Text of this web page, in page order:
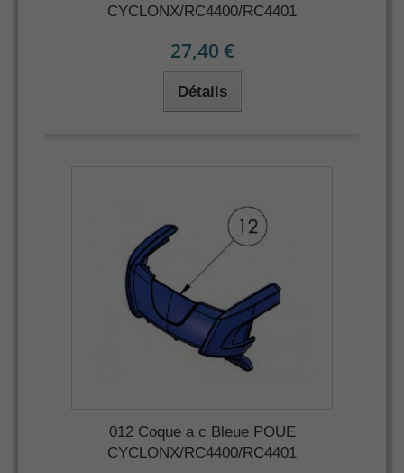
CYCLONX/RC4400/RC4401
27,40 €
Détails
012 Coque a c Bleue POUE
CYCLONX/RC4400/RC4401